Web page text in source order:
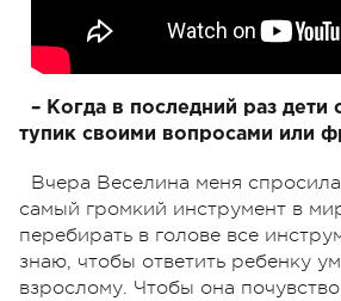
– Когда в последний раз дети
тупик своими вопросами или
Вчера Веселина меня
самый громкий инструмент в
перебирать в голове все
знаю, чтобы ответить ребенку
взрослому. Чтобы она